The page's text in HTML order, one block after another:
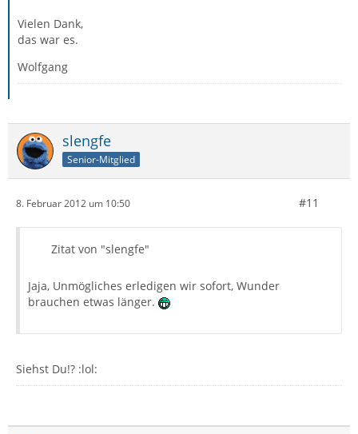
Vielen Dank,
das war es.
Wolfgang
slengfe
Senior-Mitglied
8. Februar 2012 um 10:50 #11
Zitat von "slengfe"
Jaja, Unmögliches erledigen wir sofort, Wunder
brauchen etwas länger.
Siehst Du!? :lol: